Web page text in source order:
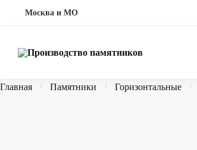
Москва и МО
Главная / Памятники / Горизонтальные /